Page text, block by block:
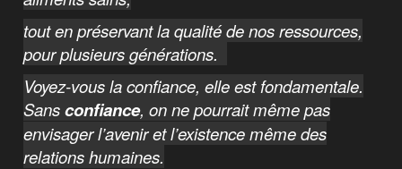
tout en préservant la qualité de nos ressources,
pour plusieurs générations.
Voyez-vous la confiance, elle est fondamentale.
Sansconfiance, on ne pourrait même pas
envisager l’avenir et l’existence même des
relations humaines.